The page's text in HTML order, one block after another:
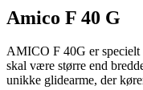
Amico F 40 G
AMICO F 40G er specielt
skal være større end
unikke glidearme, der